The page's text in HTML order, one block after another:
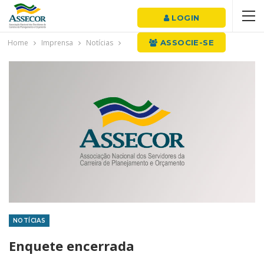
LOGIN
ASSOCIE-SE
Home Imprensa Notícias
NOTÍCIAS
Enquete encerrada